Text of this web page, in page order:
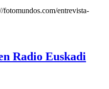
entrevista-
Radio Euskadi